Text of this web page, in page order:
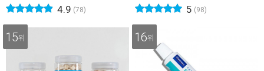
4.9 (78) 5 (98)
15위 16위